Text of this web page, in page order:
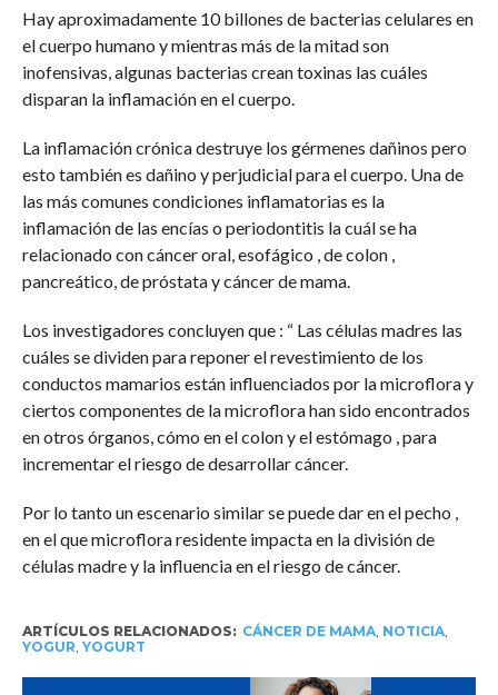
Hay aproximadamente 10 billones de bacterias celulares en
el cuerpo humano y mientras más de la mitad son
inofensivas, algunas bacterias crean toxinas las cuáles
disparan la inflamación en el cuerpo.
La inflamación crónica destruye los gérmenes dañinos pero
esto también es dañino y perjudicial para el cuerpo. Una de
las más comunes condiciones inflamatorias es la
inflamación de las encías o periodontitis la cuál se ha
relacionado con cáncer oral, esofágico , de colon ,
pancreático, de próstata y cáncer de mama.
Los investigadores concluyen que : “ Las células madres las
cuáles se dividen para reponer el revestimiento de los
conductos mamarios están influenciados por la microflora y
ciertos componentes de la microflora han sido encontrados
en otros órganos, cómo en el colon y el estómago , para
incrementar el riesgo de desarrollar cáncer.
Por lo tanto un escenario similar se puede dar en el pecho ,
en el que microflora residente impacta en la división de
células madre y la influencia en el riesgo de cáncer.
ARTÍCULOS RELACIONADOS: CÁNCER DE MAMA, NOTICIA,
YOGUR YOGURT